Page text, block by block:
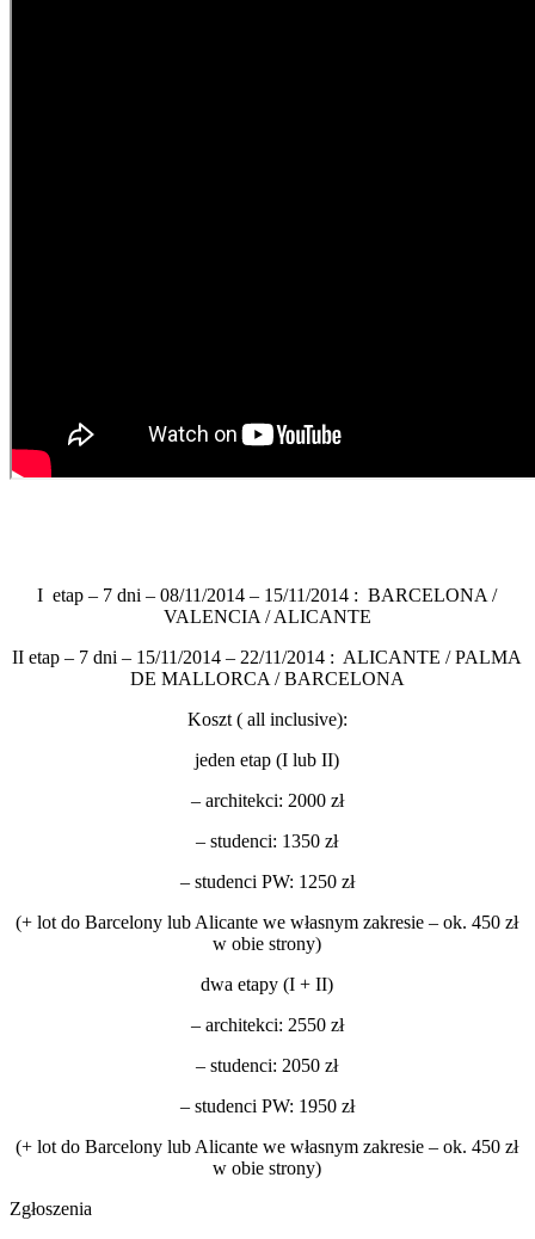
I etap – 7 dni – 08/11/2014 – 15/11/2014 : BARCELONA /
VALENCIA / ALICANTE
II etap – 7 dni – 15/11/2014 – 22/11/2014 : ALICANTE / PALMA
DE MALLORCA / BARCELONA
Koszt ( all inclusive):
jeden etap (I lub II)
– architekci: 2000 zł
– studenci: 1350 zł
– studenci PW: 1250 zł
(+ lot do Barcelony lub Alicante we własnym zakresie – ok. 450 zł
w obie strony)
dwa etapy (I + II)
– architekci: 2550 zł
– studenci: 2050 zł
– studenci PW: 1950 zł
(+ lot do Barcelony lub Alicante we własnym zakresie – ok. 450 zł
w obie strony)
Zgłoszenia